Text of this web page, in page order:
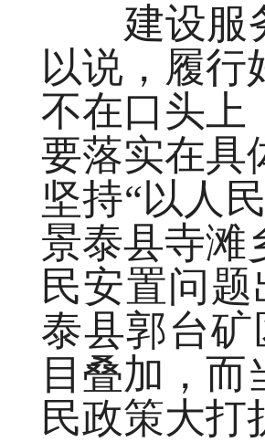
建设服务
以说，履行
不在口头上
要落实在具
坚持“以人
景泰县寺滩
民安置问
泰县郭台矿
目叠加，
民政策大打